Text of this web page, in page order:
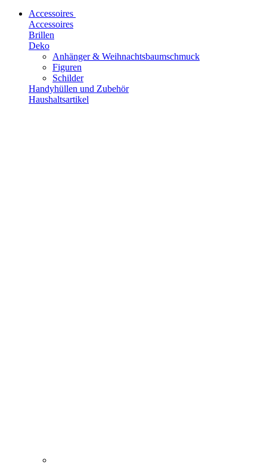
Accessoires
Accessoires
Brillen
Deko
Anhänger & Weihnachtsbaumschmuck
Figuren
Schilder
Handyhüllen und Zubehör
Haushaltsartikel